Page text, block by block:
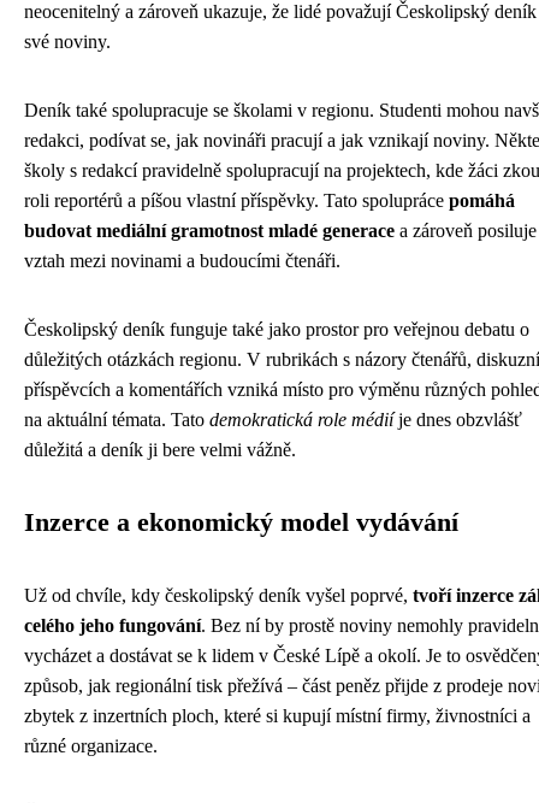
neocenitelný a zároveň ukazuje, že lidé považují Českolipský deník
své noviny.
Deník také spolupracuje se školami v regionu. Studenti mohou
redakci, podívat se, jak novináři pracují a jak vznikají noviny.
školy s redakcí pravidelně spolupracují na projektech, kde žáci
roli reportérů a píšou vlastní příspěvky. Tato spolupráce pomáhá
budovat mediální gramotnost mladé generace a zároveň posiluje
vztah mezi novinami a budoucími čtenáři.
Českolipský deník funguje také jako prostor pro veřejnou debatu o
důležitých otázkách regionu. V rubrikách s názory čtenářů,
příspěvcích a komentářích vzniká místo pro výměnu různých
na aktuální témata. Tato demokratická role médiíje dnes obzvlášť
důležitá a deník ji bere velmi vážně.
Inzerce a ekonomický model vydávání
Už od chvíle, kdy českolipský deník vyšel poprvé, tvoří inzerce
celého jeho fungování. Bez ní by prostě noviny nemohly
vycházet a dostávat se k lidem v České Lípě a okolí. Je to
způsob, jak regionální tisk přežívá – část peněz přijde z prodeje
zbytek z inzertních ploch, které si kupují místní firmy, živnostníci a
různé organizace.